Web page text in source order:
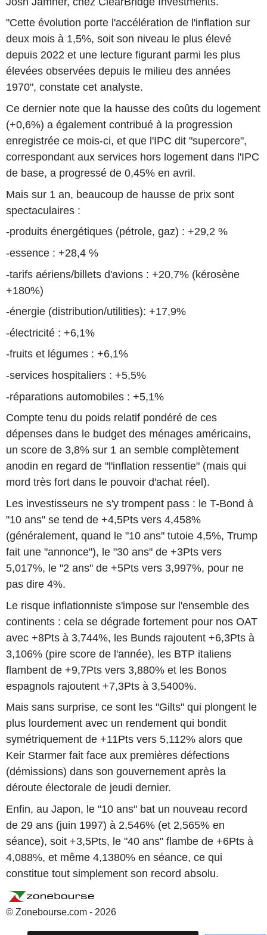
"Cette évolution porte l'accélération de l'inflation sur
deux mois à 1,5%, soit son niveau le plus élevé
depuis 2022 et une lecture figurant parmi les plus
élevées observées depuis le milieu des années
1970", constate cet analyste.
Ce dernier note que la hausse des coûts du logement
(+0,6%) a également contribué à la progression
enregistrée ce mois-ci, et que l'IPC dit "supercore",
correspondant aux services hors logement dans l'IPC
de base, a progressé de 0,45% en avril.
Mais sur 1 an, beaucoup de hausse de prix sont
spectaculaires :
-produits énergétiques (pétrole, gaz) : +29,2 %
-essence : +28,4 %
-tarifs aériens/billets d'avions : +20,7% (kérosène
+180%)
-énergie (distribution/utilities): +17,9%
-électricité : +6,1%
-fruits et légumes : +6,1%
-services hospitaliers : +5,5%
-réparations automobiles : +5,1%
Compte tenu du poids relatif pondéré de ces
dépenses dans le budget des ménages américains,
un score de 3,8% sur 1 an semble complètement
anodin en regard de "l'inflation ressentie" (mais qui
mord très fort dans le pouvoir d'achat réel).
Les investisseurs ne s'y trompent pass : le T-Bond à
"10 ans" se tend de +4,5Pts vers 4,458%
(généralement, quand le "10 ans" tutoie 4,5%, Trump
fait une "annonce"), le "30 ans" de +3Pts vers
5,017%, le "2 ans" de +5Pts vers 3,997%, pour ne
pas dire 4%.
Le risque inflationniste s'impose sur l'ensemble des
continents : cela se dégrade fortement pour nos OAT
avec +8Pts à 3,744%, les Bunds rajoutent +6,3Pts à
3,106% (pire score de l'année), les BTP italiens
flambent de +9,7Pts vers 3,880% et les Bonos
espagnols rajoutent +7,3Pts à 3,5400%.
Mais sans surprise, ce sont les "Gilts" qui plongent le
plus lourdement avec un rendement qui bondit
symétriquement de +11Pts vers 5,112% alors que
Keir Starmer fait face aux premières défections
(démissions) dans son gouvernement après la
déroute électorale de jeudi dernier.
Enfin, au Japon, le "10 ans" bat un nouveau record
de 29 ans (juin 1997) à 2,546% (et 2,565% en
séance), soit +3,5Pts, le "40 ans" flambe de +6Pts à
4,088%, et même 4,1380% en séance, ce qui
constitue tout simplement son record absolu.
© Zonebourse.com - 2026